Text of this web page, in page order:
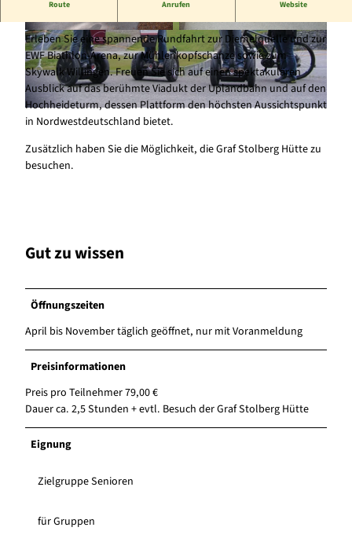
© Stefan Wocadlo |CC-BY-SA © Stefan Wocadlo |CC-BY-SA
Route Anrufen Website
Segway Tour Willingen
Erleben Sie eine spannende Rundfahrt zur Diemelquelle und zur
EWF Biathlon-Arena, zur Mühlenkopfschanze sowie zum
Skywalk Willingen. Freuen Sie sich auf einen spektakulären
Ausblick auf das berühmte Viadukt der Uplandbahn und auf den
Hochheideturm, dessen Plattform den höchsten Aussichtspunkt
in Nordwestdeutschland bietet.
Zusätzlich haben Sie die Möglichkeit, die Graf Stolberg Hütte zu
besuchen.
Gut zu wissen
Öffnungszeiten
April bis November täglich geöffnet, nur mit Voranmeldung
Preisinformationen
Preis pro Teilnehmer 79,00 €
Dauer ca. 2,5 Stunden + evtl. Besuch der Graf Stolberg Hütte
Eignung
Zielgruppe Senioren
für Gruppen